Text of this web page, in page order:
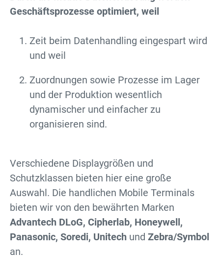
Geschäftsprozesse optimiert, weil
Zeit beim Datenhandling eingespart wird
und weil
Zuordnungen sowie Prozesse im Lager
und der Produktion wesentlich
dynamischer und einfacher zu
organisieren sind.
Verschiedene Displaygrößen und
Schutzklassen bieten hier eine große
Auswahl. Die handlichen Mobile Terminals
bieten wir von den bewährten Marken
Advantech DLoG, Cipherlab, Honeywell,
Panasonic, Soredi, Unitech und Zebra/Symbol
an.